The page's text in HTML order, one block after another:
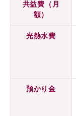
共益費（月
額）
光熱水費
預かり金